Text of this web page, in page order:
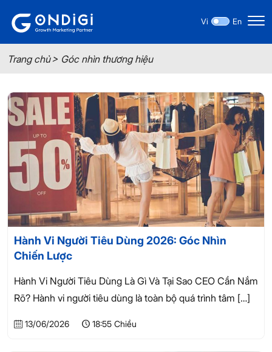
Vi En
Trang chủ Góc nhìn thương hiệu
Hành Vi Người Tiêu Dùng 2026: Góc Nhìn
Chiến Lược
Hành Vi Người Tiêu Dùng Là Gì Và Tại Sao CEO Cần Nắm
Rõ? Hành vi người tiêu dùng là toàn bộ quá trình tâm […]
13/06/2026 18:55 Chiều